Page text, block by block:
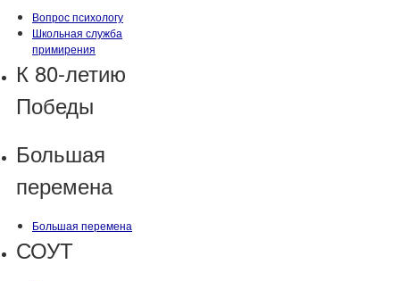
Вопрос психологу
Школьная служба
примирения
К 80-летию
Победы
Большая
перемена
Большая перемена
СОУТ